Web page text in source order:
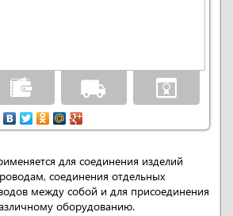
для соединения изделий
соединения отдельных
между собой и для присоединения
оборудованию.